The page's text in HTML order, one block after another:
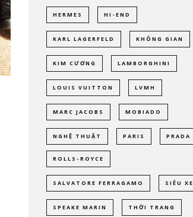
HERMES HI-END
KARL LAGERFELD KHÔNG GIAN
KIM CƯƠNG LAMBORGHINI
LOUIS VUITTON LVMH
MARC JACOBS MOBIADO
NGHỆ THUẬT PARIS PRADA
ROLLS-ROYCE
SALVATORE FERRAGAMO SIÊU XE
SPEAKE MARIN THỜI TRANG